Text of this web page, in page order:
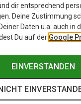
dir entsprechend
Deine Zustimmung
Daten u.a. auch in
Du auf der Google
EINVERSTANDEN